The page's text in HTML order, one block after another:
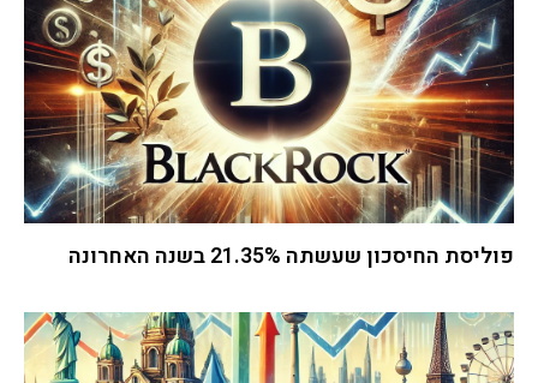
פוליסת החיסכון שעשתה 21.35% בשנה האחרונה